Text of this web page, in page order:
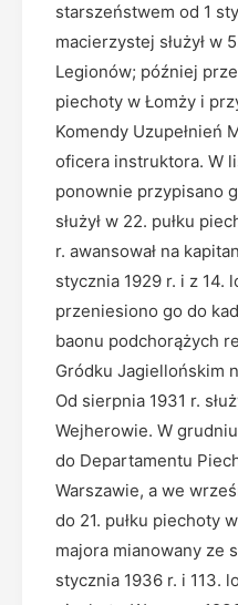
starszeństwem od 1
macierzystej służył w
Legionów; później
piechoty w Łomży i
Komendy Uzupełnień
oficera instruktora. W
ponownie przypisano
służył w 22. pułku
r. awansował na
stycznia 1929 r. i z 14.
przeniesiono go do
baonu podchorążych
Gródku Jagiellońskim
Od sierpnia 1931 r.
Wejherowie. W
do Departamentu
Warszawie, a we
do 21. pułku piechoty
majora mianowany ze
stycznia 1936 r. i 113.